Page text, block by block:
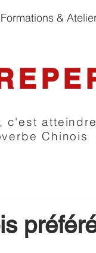
Formations &
c'est
Chinois